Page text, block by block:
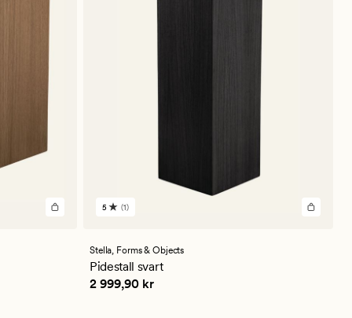
1
en
gjennomsnittlig
vurdering
på
5 (1)
Stella, Forms & Objects
Pidestall svart
Pris 2 999,90 kr
2 999,90 kr